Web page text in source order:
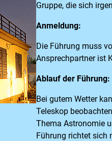
Gruppe, die sich
Anmeldung:
Die Führung muss
Ansprechpartner ist
Ablauf der Führung:
Bei gutem Wetter
Teleskop
Thema Astronomie
Führung richtet sich